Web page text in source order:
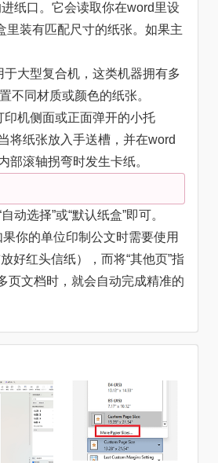
纸口。它会读取你在word里设
里装有匹配尺寸的纸张。如果主
大型复合机，这类机器拥有多
不同材质或颜色的纸张。
机侧面或正面弹开的小托
将纸张放入手送槽，并在word
部滚轴拐弯时发生卡纸。
选择”或“默认纸盒”即可。
你的单位印制公文时需要使用
好红头信纸），而将“其他页”指
页文档时，就会自动完成精准的